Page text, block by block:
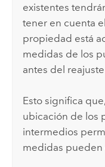
existentes
tener en cuenta
propiedad está
medidas de los
antes del
Esto significa
ubicación de los
intermedios
medidas pueden